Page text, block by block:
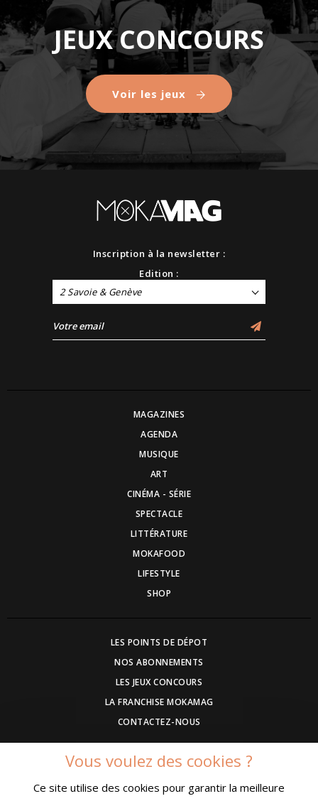
JEUX CONCOURS
Voir les jeux
Inscription à la newsletter :
Edition :
2 Savoie & Genève
MAGAZINES
AGENDA
MUSIQUE
ART
CINÉMA - SÉRIE
SPECTACLE
LITTÉRATURE
MOKAFOOD
LIFESTYLE
SHOP
LES POINTS DE DÉPOT
NOS ABONNEMENTS
LES JEUX CONCOURS
LA FRANCHISE MOKAMAG
CONTACTEZ-NOUS
DEVENEZ ANNONCEUR
COMMUNIQUEZ UN EVENEMENT
Vous voulez des cookies ?
Ce site utilise des cookies pour garantir la meilleure